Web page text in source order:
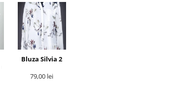
Bluza Silvia 2
79,00 lei